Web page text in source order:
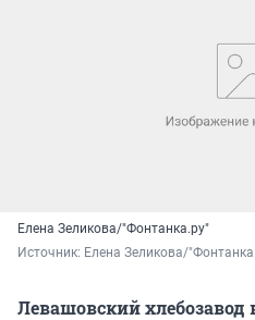
Елена Зеликова/"Фонтанка.ру"
Источник: Елена Зеликова/
Левашовский хлебозавод